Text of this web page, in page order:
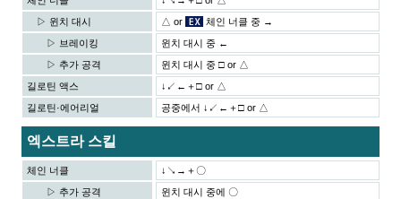
▷ 윈치 대시
△ or
체인 너클 중 →
▷ 브레이킹
윈치 대시 중 ←
▷ 추가 공격
윈치 대시 중 □ or △
길로틴 액스
↓↙←＋□ or △
길로틴·에어리얼
공중에서 ↓↙←＋□ or △
엑스트라 스킬
체인 너클
↓↘→＋〇
▷ 추가 공격
윈치 대시 중에 〇